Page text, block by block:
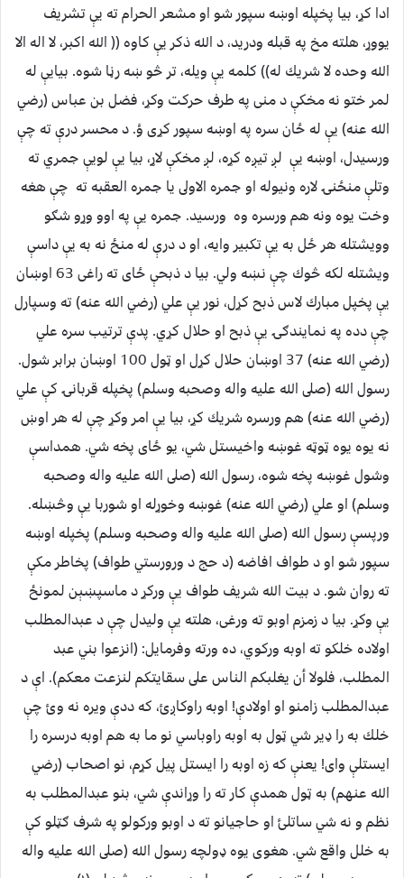
ادا كړ، بيا پخپله اوښه سپور شو او مشعر الحرام ته يې تشريف
يووړ، هلته مخ په قبله ودريد، د الله ذكر يې كاوه (( الله اكبر، لا اله الا
الله وحده لا شريك له)) كلمه يې ويله، تر څو ښه رڼا شوه. بيايې له
لمر ختو نه مخكې د منى په طرف حركت وكړ، فضل بن عباس (رضي
الله عنه) يې له ځان سره په اوښه سپور كړى ؤ. د محسر درې ته چې
ورسيدل، اوښه يې لږ تيږه کړه، لږ مخكې لاړ، بيا يې لويې جمري ته
وتلې منځنۍ لاره ونيوله او جمره الاولى يا جمره العقبه ته چې هغه
وخت يوه ونه هم ورسره وه ورسيد. جمره يې په اوو وړو شګو
وويشتله هر ځل به يې تكبير وايه، او د درې له منځ نه به يې داسې
ويشتله لكه څوك چې نښه ولي. بيا د ذبحې ځاى ته راغى 63 اوښان
يې پخپل مبارك لاس ذبح كړل، نور يې علي (رضي الله عنه) ته وسپارل
چې دده په نمايندګۍ يې ذبح او حلال كړي. پدې ترتيب سره علي
(رضي الله عنه) 37 اوښان حلال كړل او ټول 100 اوښان برابر شول.
رسول الله (صلى الله عليه واله وصحبه وسلم) پخپله قربانۍ كې علي
(رضي الله عنه) هم ورسره شريك كړ، بيا يې امر وكړ چې له هر اوښ
نه يوه يوه ټوټه غوښه واخيستل شي، يو ځاى پخه شي. همداسې
وشول غوښه پخه شوه، رسول الله (صلى الله عليه واله وصحبه
وسلم) او علي (رضي الله عنه) غوښه وخوړله او شوربا يې وڅښله.
ورپسې رسول الله (صلى الله عليه واله وصحبه وسلم) پخپله اوښه
سپور شو او د طواف افاضه (د حج د ورورستي طواف) پخاطر مكې
ته روان شو. د بيت الله شريف طواف يې وركړ د ماسپښېن لمونځ
يې وكړ. بيا د زمزم اوبو ته ورغى، هلته يې وليدل چې د عبدالمطلب
اولاده خلكو ته اوبه وركوي، ده ورته وفرمايل: ‏(‏انزعوا بني عبد
المطلب، فلولا أن يغلبكم الناس على سقايتكم لنزعت معكم‏)‏. اې د
عبدالمطلب زامنو او اولادې! اوبه راوكاږئ، كه ددې ويره نه وئ چې
خلك به را ډير شي ټول به اوبه راوباسي نو ما به هم اوبه درسره را
ايستلې واى! يعنې كه زه اوبه را ايستل پيل كړم، نو اصحاب (رضي
الله عنهم) به ټول همدې كار ته را وړاندې شي، بنو عبدالمطلب به
نظم و نه شي ساتلئ او حاجيانو ته د اوبو وركولو په شرف ګټلو كې
به خلل واقع شي. هغوى يوه ډولچه رسول الله (صلى الله عليه واله